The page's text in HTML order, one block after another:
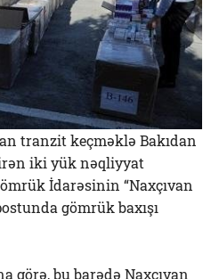
tranzit keçməklə Bakıdan
iki yük nəqliyyat
İdarəsinin “Naxçıvan
gömrük baxışı
görə, bu barədə Naxçıvan